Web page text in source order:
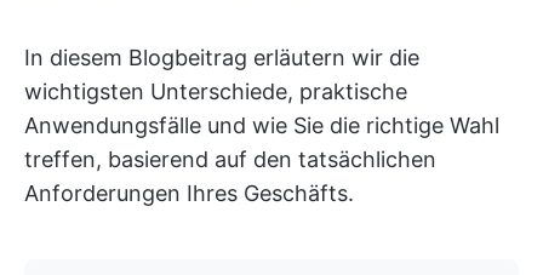
In diesem Blogbeitrag erläutern wir die
wichtigsten Unterschiede, praktische
Anwendungsfälle und wie Sie die richtige Wahl
treffen, basierend auf den tatsächlichen
Anforderungen Ihres Geschäfts.